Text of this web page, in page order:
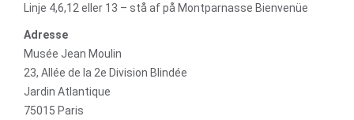
Linje 4,6,12 eller 13 – stå af på Montparnasse Bienvenüe
Adresse
Musée Jean Moulin
23, Allée de la 2e Division Blindée
Jardin Atlantique
75015 Paris